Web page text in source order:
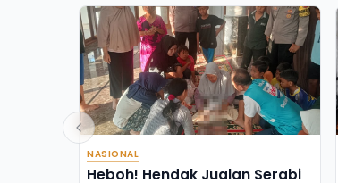
NASIONAL
Heboh! Hendak Jualan Serabi